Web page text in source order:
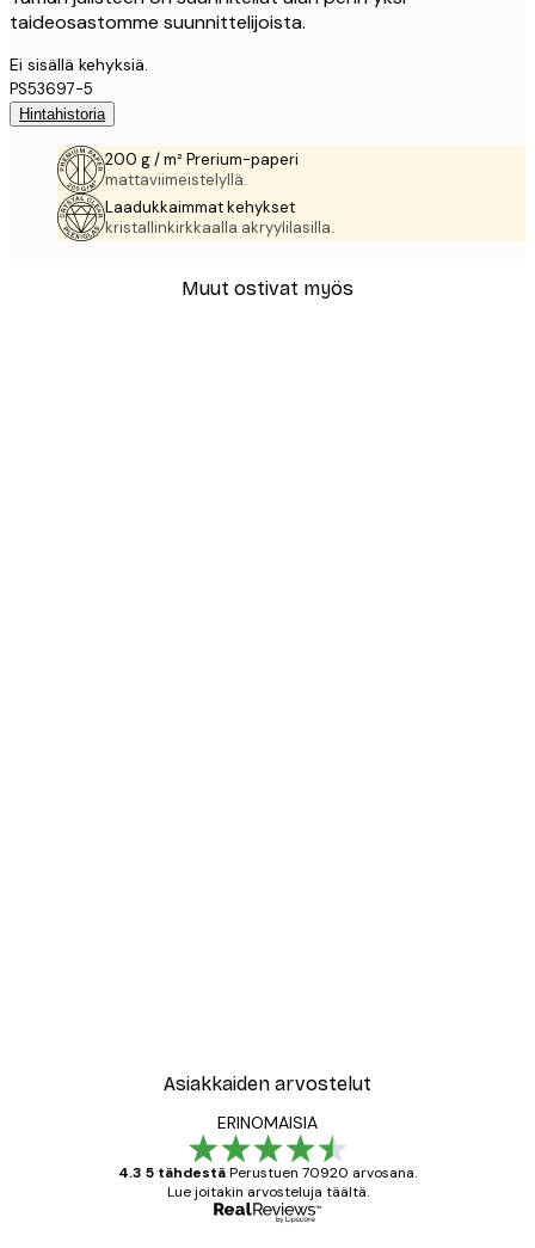
taideosastomme suunnittelijoista.
Ei sisällä kehyksiä.
PS53697-5
Hintahistoria
200 g / m² Prerium-paperi
mattaviimeistelyllä.
Laadukkaimmat kehykset
kristallinkirkkaalla akryylilasilla.
Muut ostivat myös
Asiakkaiden arvostelut
ERINOMAISIA
4.3 5 tähdestäPerustuen 70920 arvosana.
Lue joitakin arvosteluja täältä.